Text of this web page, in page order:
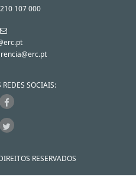
107 000
SOCIAIS:
RESERVADOS